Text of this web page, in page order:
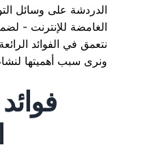
الدردشة على وسائل
الغامضة للإنترنت -
نتعمق في الفوائد
ونرى سبب أهميتها